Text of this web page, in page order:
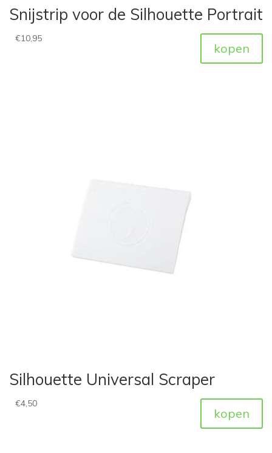
Snijstrip voor de Silhouette Portrait
€10,95
kopen
Silhouette Universal Scraper
€4,50
kopen